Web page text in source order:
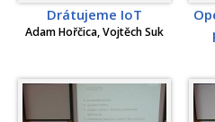
Drátujeme IoT
Adam Hořčica, Vojtěch Suk